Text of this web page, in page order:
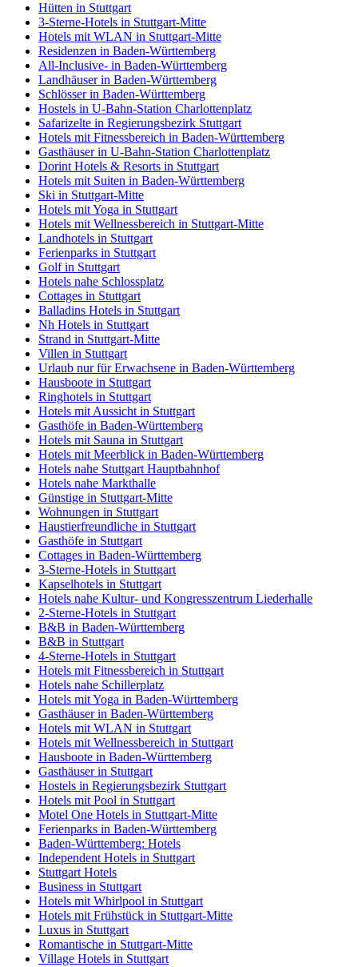
Hütten in Stuttgart
3-Sterne-Hotels in Stuttgart-Mitte
Hotels mit WLAN in Stuttgart-Mitte
Residenzen in Baden-Württemberg
All-Inclusive- in Baden-Württemberg
Landhäuser in Baden-Württemberg
Schlösser in Baden-Württemberg
Hostels in U-Bahn-Station Charlottenplatz
Safarizelte in Regierungsbezirk Stuttgart
Hotels mit Fitnessbereich in Baden-Württemberg
Gasthäuser in U-Bahn-Station Charlottenplatz
Dorint Hotels & Resorts in Stuttgart
Hotels mit Suiten in Baden-Württemberg
Ski in Stuttgart-Mitte
Hotels mit Yoga in Stuttgart
Hotels mit Wellnessbereich in Stuttgart-Mitte
Landhotels in Stuttgart
Ferienparks in Stuttgart
Golf in Stuttgart
Hotels nahe Schlossplatz
Cottages in Stuttgart
Balladins Hotels in Stuttgart
Nh Hotels in Stuttgart
Strand in Stuttgart-Mitte
Villen in Stuttgart
Urlaub nur für Erwachsene in Baden-Württemberg
Hausboote in Stuttgart
Ringhotels in Stuttgart
Hotels mit Aussicht in Stuttgart
Gasthöfe in Baden-Württemberg
Hotels mit Sauna in Stuttgart
Hotels mit Meerblick in Baden-Württemberg
Hotels nahe Stuttgart Hauptbahnhof
Hotels nahe Markthalle
Günstige in Stuttgart-Mitte
Wohnungen in Stuttgart
Haustierfreundliche in Stuttgart
Gasthöfe in Stuttgart
Cottages in Baden-Württemberg
3-Sterne-Hotels in Stuttgart
Kapselhotels in Stuttgart
Hotels nahe Kultur- und Kongresszentrum Liederhalle
2-Sterne-Hotels in Stuttgart
B&B in Baden-Württemberg
B&B in Stuttgart
4-Sterne-Hotels in Stuttgart
Hotels mit Fitnessbereich in Stuttgart
Hotels nahe Schillerplatz
Hotels mit Yoga in Baden-Württemberg
Gasthäuser in Baden-Württemberg
Hotels mit WLAN in Stuttgart
Hotels mit Wellnessbereich in Stuttgart
Hausboote in Baden-Württemberg
Gasthäuser in Stuttgart
Hostels in Regierungsbezirk Stuttgart
Hotels mit Pool in Stuttgart
Motel One Hotels in Stuttgart-Mitte
Ferienparks in Baden-Württemberg
Baden-Württemberg: Hotels
Independent Hotels in Stuttgart
Stuttgart Hotels
Business in Stuttgart
Hotels mit Whirlpool in Stuttgart
Hotels mit Frühstück in Stuttgart-Mitte
Luxus in Stuttgart
Romantische in Stuttgart-Mitte
Village Hotels in Stuttgart